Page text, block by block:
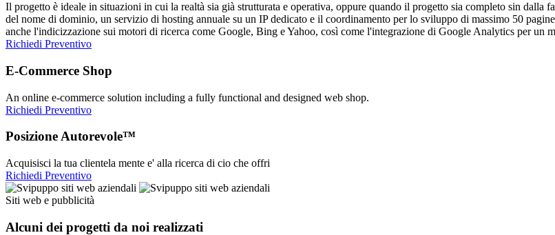
Il progetto è ideale in situazioni in cui la realtà sia già strutturata e operativa, oppure quando il progetto sia completo sin dalla
del nome di dominio, un servizio di hosting annuale su un IP dedicato e il coordinamento per lo sviluppo di massimo 50
anche l'indicizzazione sui motori di ricerca come Google, Bing e Yahoo, così come l'integrazione di Google Analytics per un
Richiedi Preventivo
E-Commerce Shop
An online e-commerce solution including a fully functional and designed web shop.
Richiedi Preventivo
Posizione Autorevole™
Acquisisci la tua clientela mente e' alla ricerca di cio che offri
Richiedi Preventivo
Siti web e pubblicità
Alcuni dei progetti da noi realizzati